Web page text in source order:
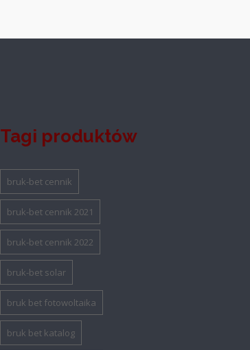
Tagi produktów
bruk-bet cennik
bruk-bet cennik 2021
bruk-bet cennik 2022
bruk-bet solar
bruk bet fotowoltaika
bruk bet katalog